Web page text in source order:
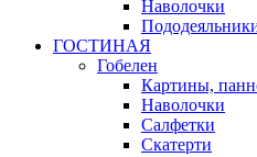
Наволочки
ГОСТИНАЯ
Гобелен
Картины,
Наволочки
Салфетки
Скатерти